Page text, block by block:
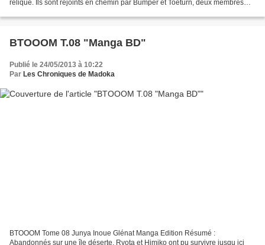
relique. Ils sont rejoints en chemin par Bumper et Toeturn, deux membres
BTOOOM T.08 "Manga BD"
Publié le 24/05/2013 à 10:22
Par Les Chroniques de Madoka
BTOOOM Tome 08 Junya Inoue Glénat Manga Edition Résumé :
Abandonnés sur une île déserte, Ryota et Himiko ont pu survivre jusqu ici